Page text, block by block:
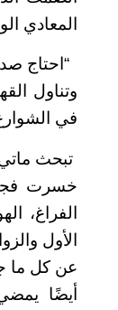
المعادي
“احتاج
وتناول
في
تبحث ماتي
خسرت
الفراغ،
الأول
عن كل ما
أيضًا